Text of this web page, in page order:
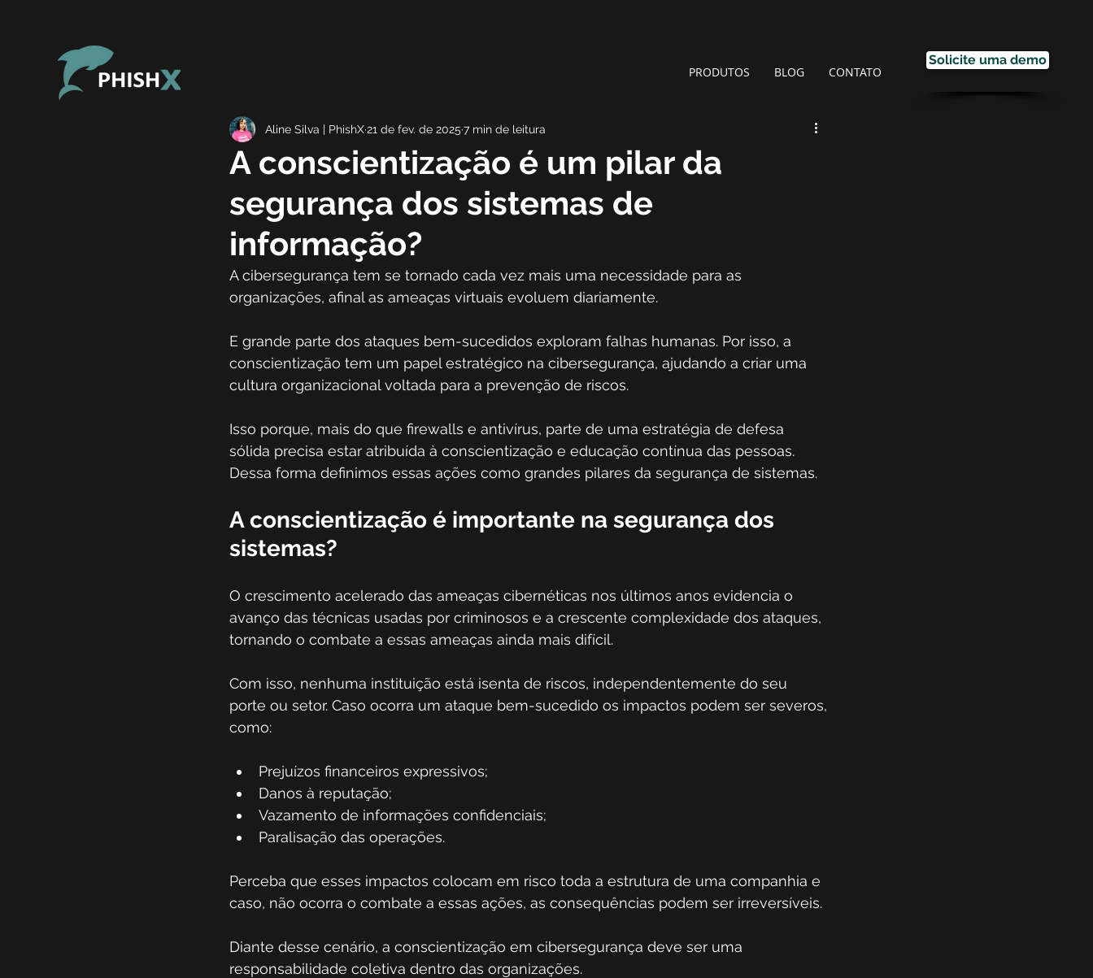
PRODUTOS BLOG CONTATO
Solicite uma demo
A conscientização é um pilar da
segurança dos sistemas de
informação?
Aline Silva | PhishX21 de fev. de 2025 7 min de leitura
A cibersegurança tem se tornado cada vez mais uma necessidade para as
organizações, afinal as ameaças virtuais evoluem diariamente.
E grande parte dos ataques bem-sucedidos exploram falhas humanas. Por isso, a
conscientização tem um papel estratégico na cibersegurança, ajudando a criar uma
cultura organizacional voltada para a prevenção de riscos.
Isso porque, mais do que firewalls e antivírus, parte de uma estratégia de defesa
sólida precisa estar atribuída à conscientização e educação contínua das pessoas.
Dessa forma definimos essas ações como grandes pilares da segurança de sistemas.
A conscientização é importante na segurança dos
sistemas?
O crescimento acelerado das ameaças cibernéticas nos últimos anos evidencia o
avanço das técnicas usadas por criminosos e a crescente complexidade dos ataques,
tornando o combate a essas ameaças ainda mais difícil.
Com isso, nenhuma instituição está isenta de riscos, independentemente do seu
porte ou setor. Caso ocorra um ataque bem-sucedido os impactos podem ser severos,
como:
Prejuízos financeiros expressivos;
Danos à reputação;
Vazamento de informações confidenciais;
Paralisação das operações.
Perceba que esses impactos colocam em risco toda a estrutura de uma companhia e
caso, não ocorra o combate a essas ações, as consequências podem ser irreversíveis.
Diante desse cenário, a conscientização em cibersegurança deve ser uma
responsabilidade coletiva dentro das organizações.